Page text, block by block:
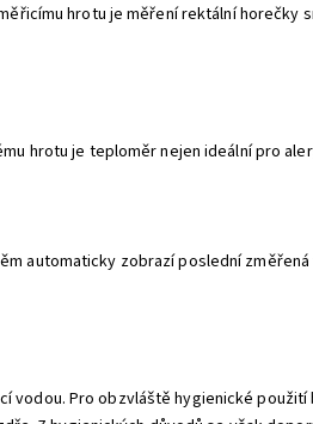
hrotu je měření rektální horečky
hrotu je teploměr nejen ideální pro
automaticky zobrazí poslední
Pro obzvláště hygienické